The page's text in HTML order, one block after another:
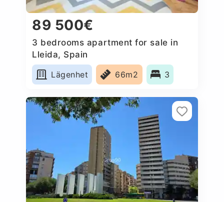
89 500€
3 bedrooms apartment for sale in
Lleida, Spain
Lägenhet
66m2 3